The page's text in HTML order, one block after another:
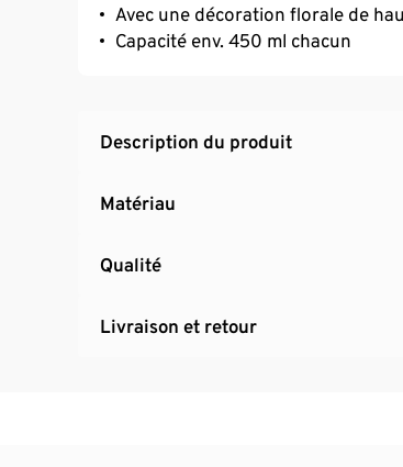
Avec une décoration florale de
Capacité env. 450 ml chacun
Description du produit
Matériau
Qualité
Livraison et retour